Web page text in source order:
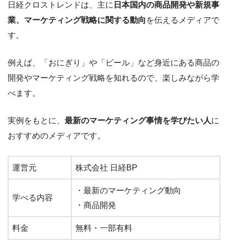
日経クロストレンドは、主に 日本国内の商品開発や新規事
業、マーケティング戦略に関する動向 を伝えるメディアで
す。
例えば、「おにぎり」や「ビール」など身近にある商品の
開発やマーケティング戦略を知れるので、楽しみながら学
べます。
実例をもとに、 最新のマーケティング事情を学びたい人に
おすすめのメディアです。
運営元 株式会社 日経BP
学べる内容
・最新のマーケティング動向
・商品開発
料金 無料・一部有料